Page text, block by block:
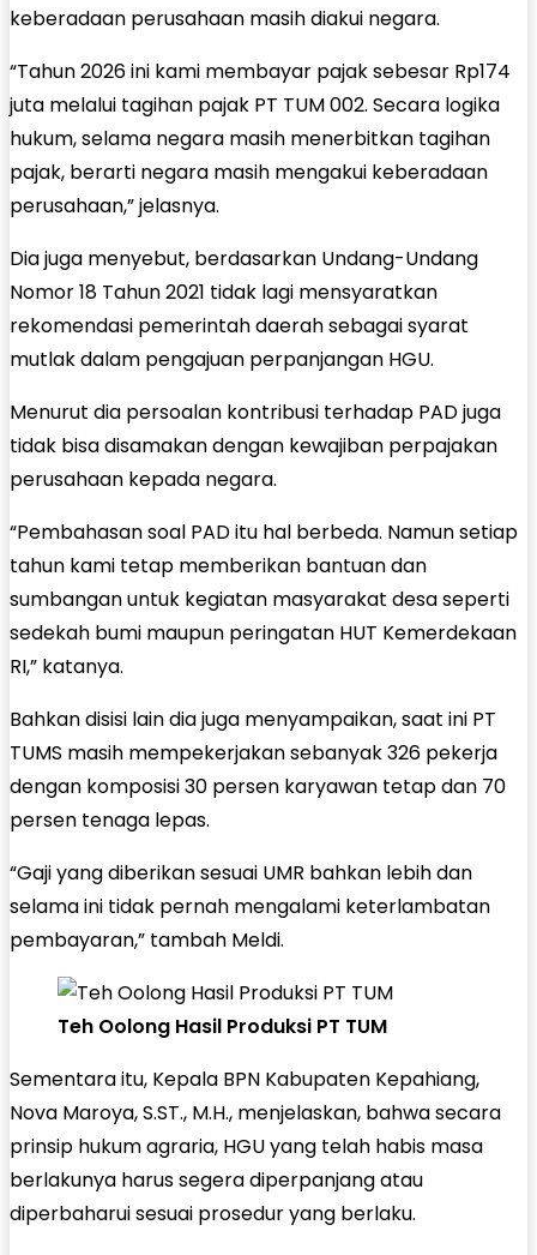
keberadaan perusahaan masih diakui negara.
“Tahun 2026 ini kami membayar pajak sebesar Rp174
juta melalui tagihan pajak PT TUM 002. Secara logika
hukum, selama negara masih menerbitkan tagihan
pajak, berarti negara masih mengakui keberadaan
perusahaan,” jelasnya.
Dia juga menyebut, berdasarkan Undang-Undang
Nomor 18 Tahun 2021 tidak lagi mensyaratkan
rekomendasi pemerintah daerah sebagai syarat
mutlak dalam pengajuan perpanjangan HGU.
Menurut dia persoalan kontribusi terhadap PAD juga
tidak bisa disamakan dengan kewajiban perpajakan
perusahaan kepada negara.
“Pembahasan soal PAD itu hal berbeda. Namun setiap
tahun kami tetap memberikan bantuan dan
sumbangan untuk kegiatan masyarakat desa seperti
sedekah bumi maupun peringatan HUT Kemerdekaan
RI,” katanya.
Bahkan disisi lain dia juga menyampaikan, saat ini PT
TUMS masih mempekerjakan sebanyak 326 pekerja
dengan komposisi 30 persen karyawan tetap dan 70
persen tenaga lepas.
“Gaji yang diberikan sesuai UMR bahkan lebih dan
selama ini tidak pernah mengalami keterlambatan
pembayaran,” tambah Meldi.
Teh Oolong Hasil Produksi PT TUM
Sementara itu, Kepala BPN Kabupaten Kepahiang,
Nova Maroya, S.ST., M.H., menjelaskan, bahwa secara
prinsip hukum agraria, HGU yang telah habis masa
berlakunya harus segera diperpanjang atau
diperbaharui sesuai prosedur yang berlaku.